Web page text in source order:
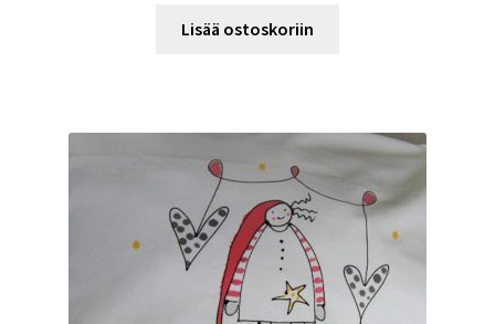
Lisää ostoskoriin